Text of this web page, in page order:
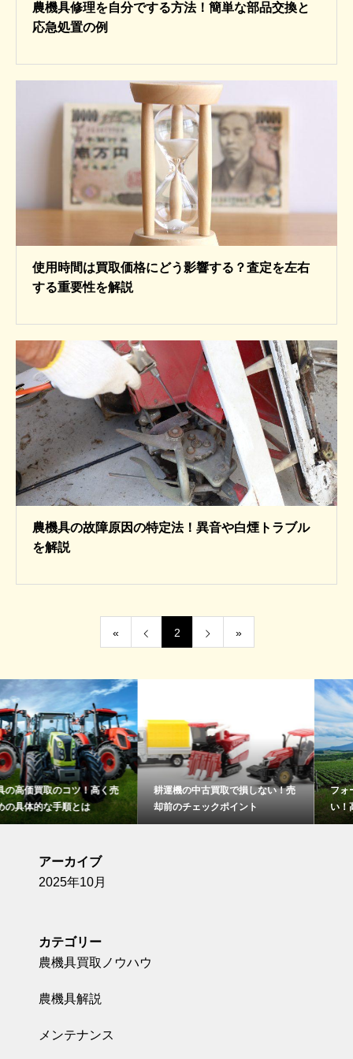
農機具修理を自分でする方法！簡単な部品交換と
応急処置の例
使用時間は買取価格にどう影響する？査定を左右
する重要性を解説
農機具の故障原因の特定法！異音や白煙トラブル
を解説
« 2 »
耕運機の中古買取で損しない！売
却前のチェックポイント
フォークリフトの買取で失敗しな
い！高額査定につなげるコツ
アーカイブ
2025年10月
カテゴリー
農機具買取ノウハウ
農機具解説
メンテナンス